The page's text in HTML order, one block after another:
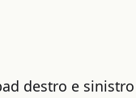
destro e sinistro